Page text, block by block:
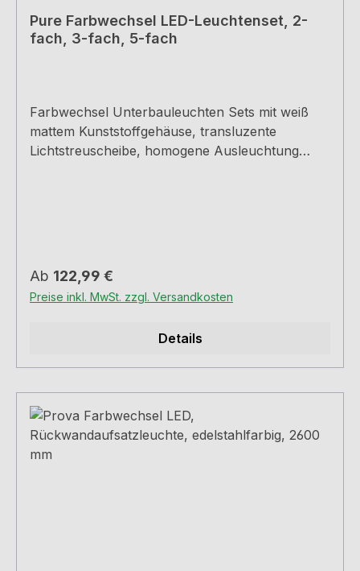
Pure Farbwechsel LED-Leuchtenset, 2-
fach, 3-fach, 5-fach
Farbwechsel Unterbauleuchten Sets mit weiß
mattem Kunststoffgehäuse, transluzente
Lichtstreuscheibe, homogene Ausleuchtung
bleibt gespeichertDimmfunktion: Helligkeit
stufenlos dimmbarMax. 80 Lumen/Watt bei 6500
K kaltweißSteckbuchsen für Ministecksystem im
MinistecksystemDesign by STUDIO MORITZ
PUTZIER, KölnDieses Produkt enthält eine
Regulärer Preis:
Ab 122,99 €
Preise inkl. MwSt. zzgl. Versandkosten
Details